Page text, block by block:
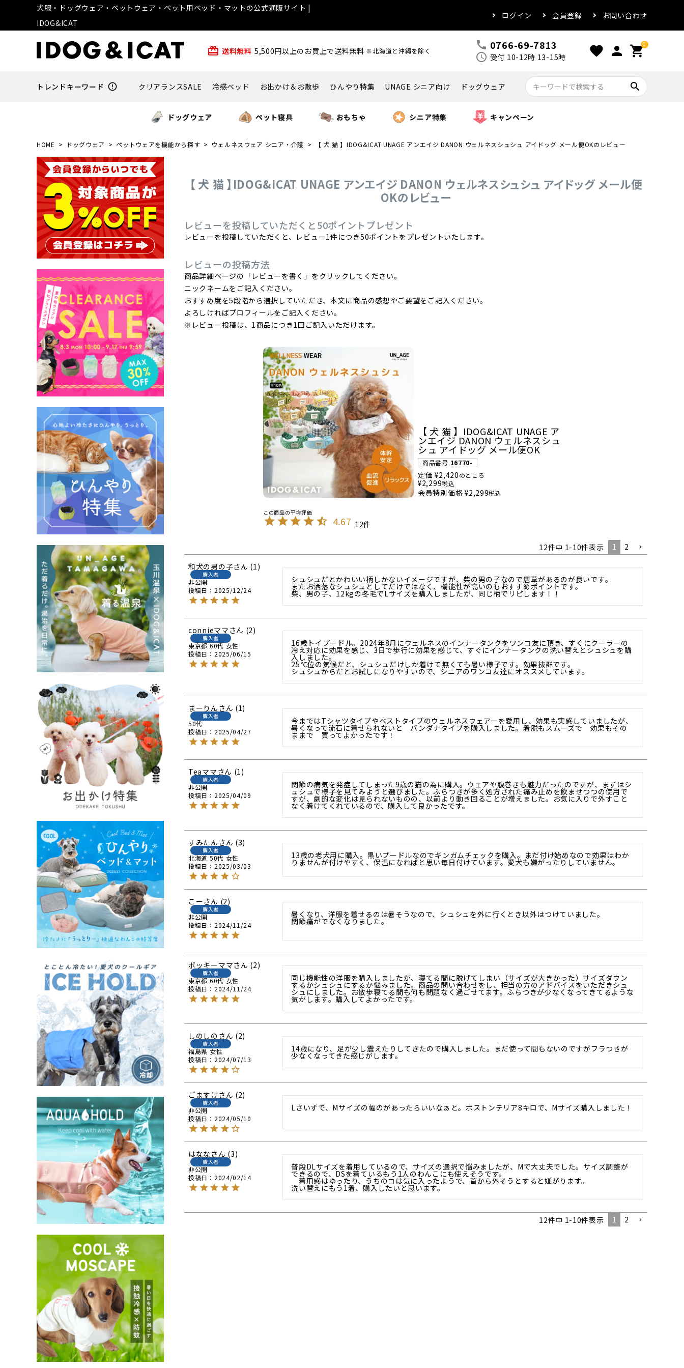
犬服・ドッグウェア・ペットウェア・ペット用ベッド・マットの公式通販サイト |
IDOG&ICAT
ログイン 会員登録 お問い合わせ
card_giftcard 送料無料 5,500円以上のお買上で送料無料 ※北海道と沖縄を除く call 0766-69-7813
schedule 受付 10-12時 13-15時 favorite person 0
shopping_cart
トレンドキーワード error_outline クリアランスSALE 冷感ベッド お出かけ＆お散歩 ひんやり特集 UNAGE シニア向け ドッグウェア search
ドッグウェア ペット寝具 おもちゃ シニア特集 キャンペーン
HOME ドッグウェア ペットウェアを機能から探す ウェルネスウェア シニア・介護 【 犬 猫 】IDOG&ICAT UNAGE アンエイジ DANON ウェルネスシュシュ アイドッグ メール便OKのレビュー
【 犬 猫 】IDOG&ICAT UNAGE アンエイジ DANON ウェルネスシュシュ アイドッグ メール便
OKのレビュー
レビューを投稿していただくと50ポイントプレゼント
レビューを投稿していただくと、レビュー1件につき50ポイントをプレゼントいたします。
レビューの投稿方法
商品詳細ページの「レビューを書く」をクリックしてください。
ニックネームをご記入ください。
おすすめ度を5段階から選択していただき、本文に商品の感想やご要望をご記入ください。
よろしければプロフィールをご記入ください。
※レビュー投稿は、1商品につき1回ご記入いただけます。
【 犬 猫 】IDOG&ICAT UNAGE ア
ンエイジ DANON ウェルネスシュ
シュ アイドッグ メール便OK
商品番号 16770-
定価 ¥2,420のところ
¥2,299税込
会員特別価格 ¥2,299税込
4.67 12
12件中 1-10件表示 1
2
和犬の男の子
1
購入者
非公開
投稿日
2025/12/24
シュシュだとかわいい柄しかないイメージですが、柴の男の子なので唐草があるのが良いです。
またお洒落なシュシュとしてだけではなく、機能性が高いのもおすすめポイントです。
柴、男の子、12kgの冬毛でLサイズを購入しましたが、同じ柄でリピします！！
connieママ 2
購入者
東京都 60代 女性
投稿日
2025/06/15
16歳トイプードル。2024年8月にウェルネスのインナータンクをワンコ友に頂き、すぐにクーラーの
冷え対応に効果を感じ、3日で歩行に効果を感じて、すぐにインナータンクの洗い替えとシュシュを購
入しました。
25℃位の気候だと、シュシュだけしか着けて無くても暑い様子です。効果抜群です。
シュシュからだとお試しになりやすいので、シニアのワンコ友達にオススメしています。
まーりん 1
購入者
50代
投稿日
2025/04/27
今まではTシャツタイプやベストタイプのウェルネスウェアーを愛用し、効果も実感していましたが、
暑くなって流石に着せられないと　バンダナタイプを購入しました。着脱もスムーズで　効果もその
ままで　買ってよかったです！
Teaママ 1
購入者
非公開
投稿日
2025/04/09
関節の病気を発症してしまった9歳の猫の為に購入。ウェアや腹巻きも魅力だったのですが、まずはシ
ュシュで様子を見てみようと選びました。ふらつきが多く処方された痛み止めを飲ませつつの使用で
すが、劇的な変化は見られないものの、以前より動き回ることが増えました。お気に入りで外すこと
なく着けてくれているので、購入して良かったです。
すみたん 3
購入者
北海道 50代 女性
投稿日
2025/03/03
13歳の老犬用に購入。黒いプードルなのでギンガムチェックを購入。まだ付け始めなので効果はわか
りませんが付けやすく、保温になればと思い毎日付けています。愛犬も嫌がったりしていません。
こー 2
購入者
非公開
投稿日
2024/11/24
暑くなり、洋服を着せるのは暑そうなので、シュシュを外に行くとき以外はつけていました。
関節痛がでなくなりました。
ポッキーママ 2
購入者
東京都 60代 女性
投稿日
2024/11/24
同じ機能性の洋服を購入しましたが、寝てる間に脱げてしまい（サイズが大きかった）サイズダウン
するかシュシュにするか悩みました。商品の問い合わせをし、担当の方のアドバイスをいただきシュ
シュにしました。お散歩寝てる間も何も問題なく過ごせてます。ふらつきが少なくなってきてるような
気がします。購入してよかったです。
しのしの 2
購入者
福島県 女性
投稿日
2024/07/13
14歳になり、足が少し震えたりしてきたので購入しました。まだ使って間もないのですがフラつきが
少なくなってきた感じがします。
ごますけ 2
購入者
非公開
投稿日
2024/05/10
Lさいずで、Mサイズの幅のがあったらいいなぁと。ボストンテリア8キロで、Mサイズ購入しました！
はなな 3
購入者
非公開
投稿日
2024/02/14
普段DLサイズを着用しているので、サイズの選択で悩みましたが、Mで大丈夫でした。サイズ調整が
できるので、DSを着ているもう1人のわんこにも使えそうです。
着用感はゆったり、うちのコは気に入ったようで、首から外そうとすると嫌がります。
洗い替えにもう1着、購入したいと思います。
12件中 1-10件表示 1 2